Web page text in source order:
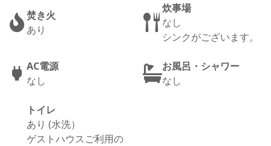
焚き火
あり
炊事場
なし
シンクがございます。
AC電源
なし
お風呂・シャワー
なし
トイレ
あり (水洗）
ゲストハウスご利用の